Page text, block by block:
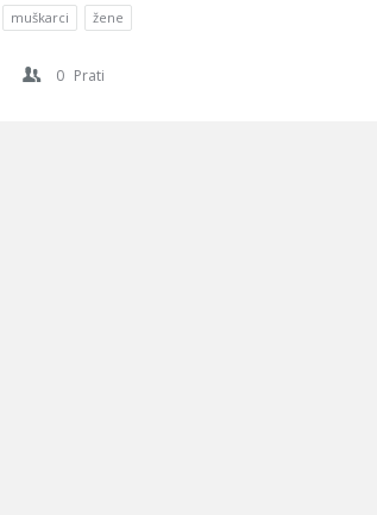
muškarci žene
0 Prati